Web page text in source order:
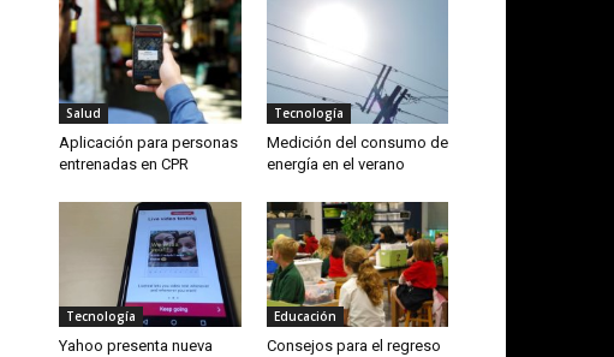
Salud
Aplicación para personas
entrenadas en CPR
Tecnología
Medición del consumo de
energía en el verano
Tecnología
Yahoo presenta nueva
Educación
Consejos para el regreso